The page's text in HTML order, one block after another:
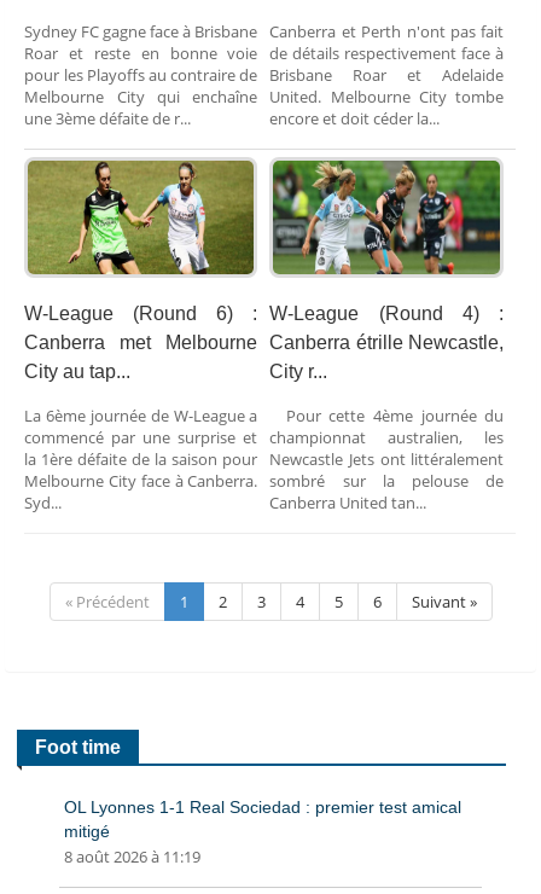
Sydney FC gagne face à Brisbane
Roar et reste en bonne voie
pour les Playoffs au contraire de
Melbourne City qui enchaîne
une 3ème défaite de r...
Canberra et Perth n'ont pas fait
de détails respectivement face à
Brisbane Roar et Adelaide
United. Melbourne City tombe
encore et doit céder la...
W-League (Round 6) :
Canberra met Melbourne
City au tap...
La 6ème journée de W-League a
commencé par une surprise et
la 1ère défaite de la saison pour
Melbourne City face à Canberra.
Syd...
W-League (Round 4) :
Canberra étrille Newcastle,
City r...
Pour cette 4ème journée du
championnat australien, les
Newcastle Jets ont littéralement
sombré sur la pelouse de
Canberra United tan...
« Précédent 1 2 3 4 5 6 Suivant »
Foot time
OL Lyonnes 1-1 Real Sociedad : premier test amical
mitigé
8 août 2026 à 11:19